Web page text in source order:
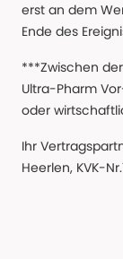
erst an dem
Ende des
***Zwischen
Ultra-Pharm
oder
Ihr
Heerlen, KVK-